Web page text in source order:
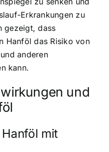
Erkrankungen zu
gezeigt, dass
Hanföl das Risiko von
anderen
kann.
und
mit